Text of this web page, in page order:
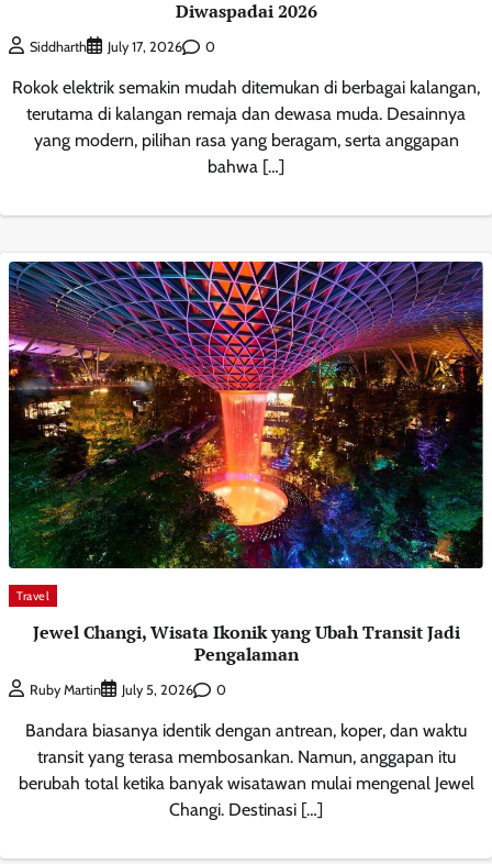
Diwaspadai 2026
Siddharth July 17, 2026 0
Rokok elektrik semakin mudah ditemukan di berbagai kalangan,
terutama di kalangan remaja dan dewasa muda. Desainnya
yang modern, pilihan rasa yang beragam, serta anggapan
bahwa […]
Travel
Jewel Changi, Wisata Ikonik yang Ubah Transit Jadi
Pengalaman
Ruby Martin July 5, 2026 0
Bandara biasanya identik dengan antrean, koper, dan waktu
transit yang terasa membosankan. Namun, anggapan itu
berubah total ketika banyak wisatawan mulai mengenal Jewel
Changi. Destinasi […]